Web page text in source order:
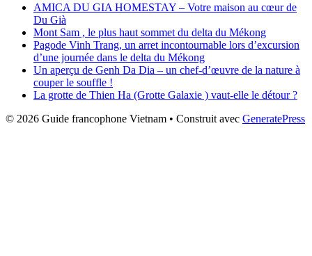
AMICA DU GIA HOMESTAY – Votre maison au cœur de
Du Già
Mont Sam , le plus haut sommet du delta du Mékong
Pagode Vinh Trang, un arret incontournable lors d’excursion
d’une journée dans le delta du Mékong
Un aperçu de Genh Da Dia – un chef-d’œuvre de la nature à
couper le souffle !
La grotte de Thien Ha (Grotte Galaxie ) vaut-elle le détour ?
© 2026 Guide francophone Vietnam • Construit avec GeneratePress